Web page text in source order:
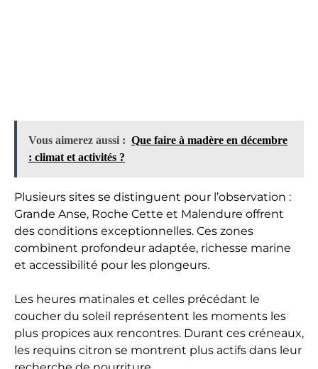
Vous aimerez aussi : Que faire à madère en décembre
: climat et activités ?
Plusieurs sites se distinguent pour l’observation :
Grande Anse, Roche Cette et Malendure offrent
des conditions exceptionnelles. Ces zones
combinent profondeur adaptée, richesse marine
et accessibilité pour les plongeurs.
Les heures matinales et celles précédant le
coucher du soleil représentent les moments les
plus propices aux rencontres. Durant ces créneaux,
les requins citron se montrent plus actifs dans leur